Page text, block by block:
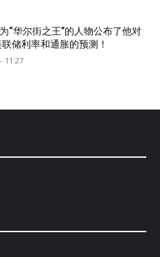
“华尔街之王”的人物公布了他对
储利率和通胀的预测！
11:27